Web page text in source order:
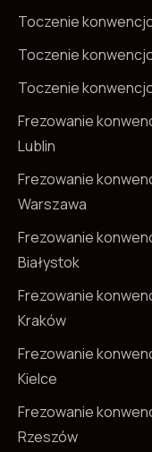
Toczenie
Toczenie
Toczenie
Frezowanie
Lublin
Frezowanie
Warszawa
Frezowanie
Białystok
Frezowanie
Kraków
Frezowanie
Kielce
Frezowanie
Rzeszów